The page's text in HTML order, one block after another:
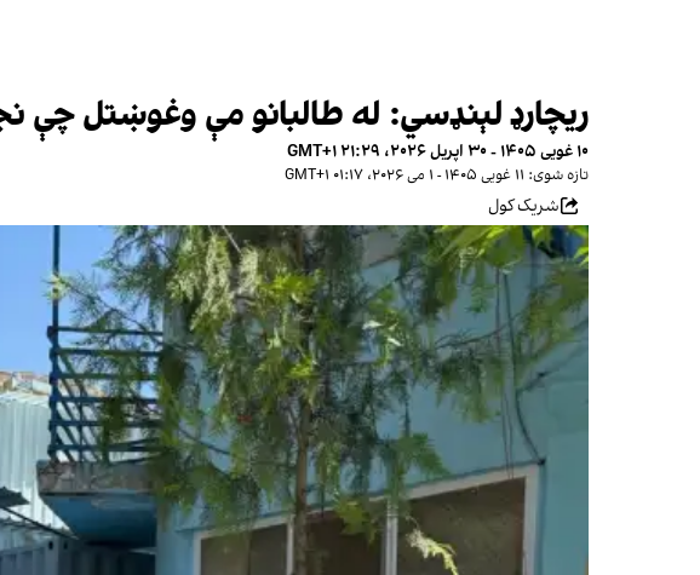
ریچارډ لېنډسي: له طالبانو مې وغوښتل چې
۱۰ غویی ۱۴۰۵ - ۳۰ اپریل ۲۰۲۶، ۲۱:۲۹ GMT+۱
تازه شوی: ۱۱ غویی ۱۴۰۵ - ۱ می ۲۰۲۶، ۰۱:۱۷ GMT+۱
شریک کول